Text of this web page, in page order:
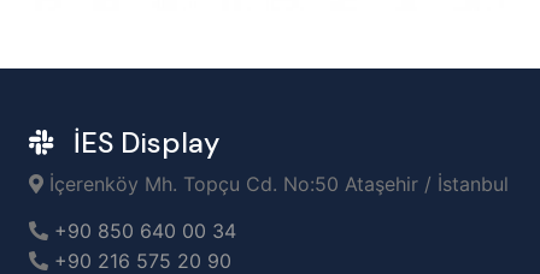
İES Display
İçerenköy Mh. Topçu Cd. No:50 Ataşehir / İstanbul
+90 850 640 00 34
+90 216 575 20 90